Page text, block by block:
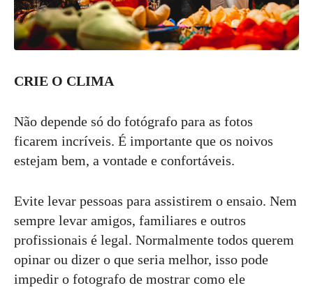
CRIE O CLIMA
Não depende só do fotógrafo para as fotos
ficarem incríveis. É importante que os noivos
estejam bem, a vontade e confortáveis.
Evite levar pessoas para assistirem o ensaio. Nem
sempre levar amigos, familiares e outros
profissionais é legal. Normalmente todos querem
opinar ou dizer o que seria melhor, isso pode
impedir o fotografo de mostrar como ele